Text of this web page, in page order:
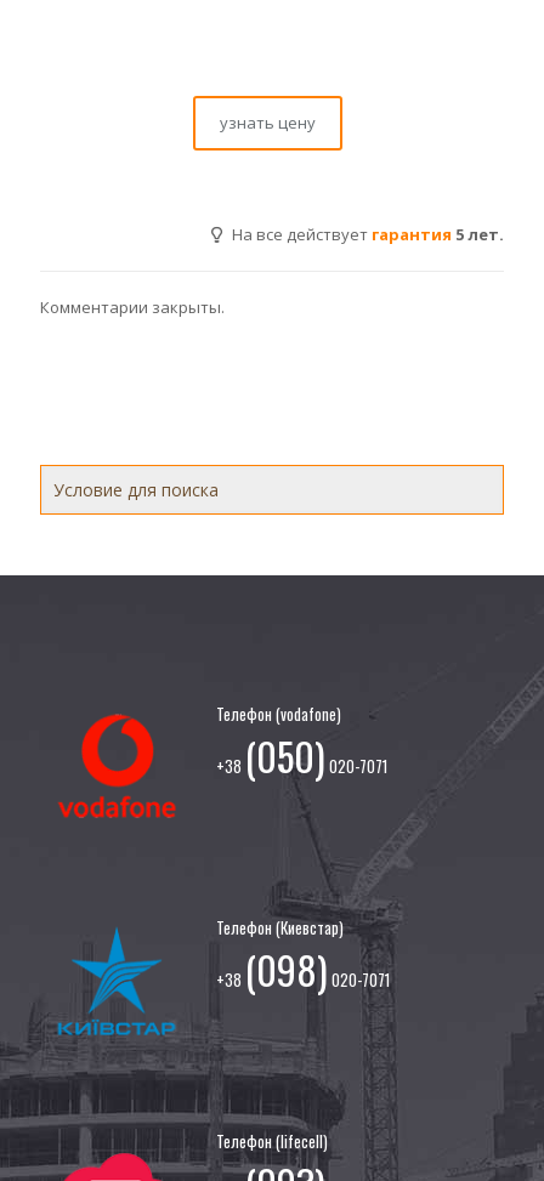
узнать цену
На все действует гарантия 5 лет.
Комментарии закрыты.
Телефон (vodafone)
+38 (050) 020-7071
Телефон (Киевстар)
+38 (098) 020-7071
Телефон (lifecell)